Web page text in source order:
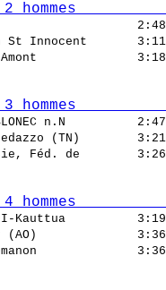
2 hommes
Italy
St Innocent
Bois d'Amont
3 hommes
JABLONEC n.N
Predazzo (TN)
Russie, Féd. de
4 hommes
FI-Kauttua
I-Arvier (AO)
Premanon